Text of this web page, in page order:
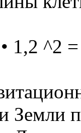
1,2 ^2
Земли